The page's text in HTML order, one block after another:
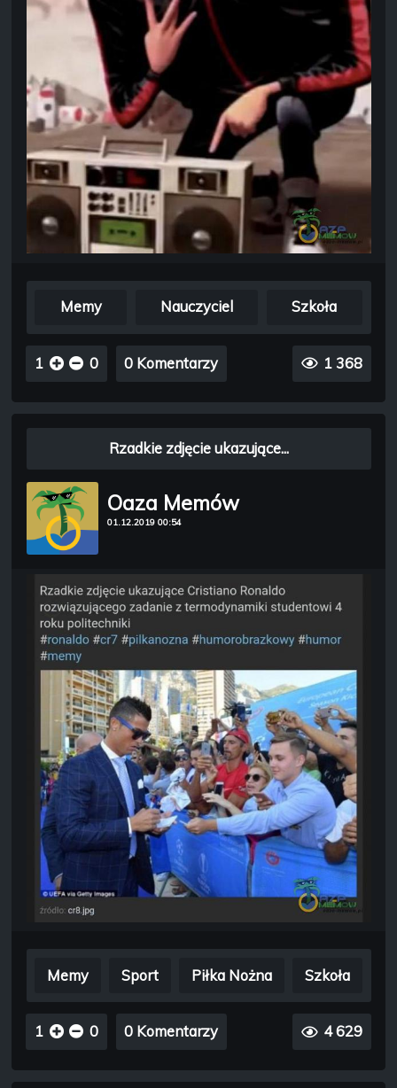
Memy Nauczyciel Szkoła
1 0 0 Komentarzy 1 368
Oaza Memów
01.12.2019 00:54
Rzadkie zdjęcie ukazujące...
Memy Sport Piłka Nożna Szkoła
1 0 0 Komentarzy 4 629